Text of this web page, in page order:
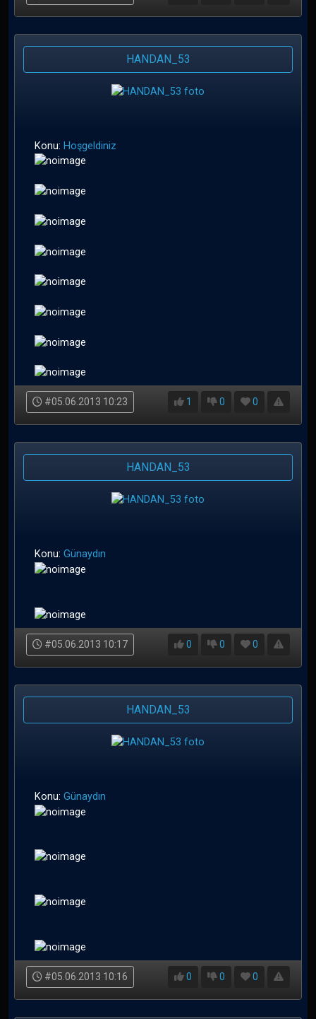
HANDAN_53
Konu: Hoşgeldiniz
#05.06.2013 10:23 1 0 0
HANDAN_53
Konu: Günaydın
#05.06.2013 10:17 0 0 0
HANDAN_53
Konu: Günaydın
#05.06.2013 10:16 0 0 0